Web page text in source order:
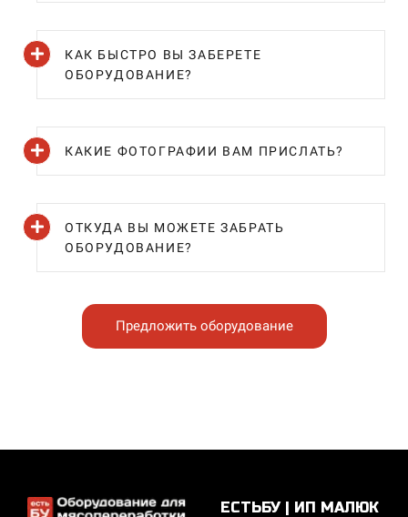
КАК БЫСТРО ВЫ ЗАБЕРЕТЕ
ОБОРУДОВАНИЕ?
КАКИЕ ФОТОГРАФИИ ВАМ ПРИСЛАТЬ?
ОТКУДА ВЫ МОЖЕТЕ ЗАБРАТЬ
ОБОРУДОВАНИЕ?
Предложить оборудование
ЕСТЬБУ | ИП МАЛЮК